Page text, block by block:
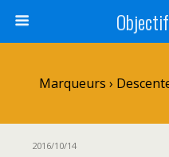
Marqueurs ›
2016/10/14